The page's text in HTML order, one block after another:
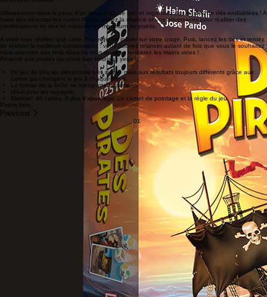
Dés Pirates
À l’abordage !
À l’aide de 8 dés et d’une carte Pirate on part à l’aventure à la recherche de trésors. Mais les
pirates ont peu d’amis; jusqu’où peut-on pousser sa chance avant que de se faire rattraper par
les autres corsaires ?
Glissez-vous dans la peau d'un vieux loup de mer et organisez des parties de dés endiablées ! A
l'aide des déroutantes cartes Pirate, défiez la chance et vos adversaires pour réaliser des
combinaisons de dés et marquez un maximum de points.
A votre tour, révélez une carte Pirate qui va influer sur votre tirage. Puis, lancez les dés et tentez
de réaliser la meilleure combinaison : vous pouvez relancer autant de fois que vous le souhaitez
mais attention aux trois têtes de mort ou vous rentrerez les mains vides !
Réservé aux pirates qui n'ont pas froid aux yeux !
Un jeu de dés au mécanisme très simple mais aux résultats toujours différents grâce aux
cartes qui changent le jeu à chaque coup.
Le format de la boîte se transporte facilement.
Matériel: 40 cartes, 8 dés d’abordage, un carnet de pointage et la règle du jeu.